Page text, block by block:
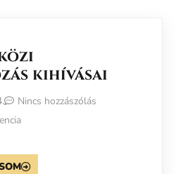
kihívásai
Nincs hozzászólás